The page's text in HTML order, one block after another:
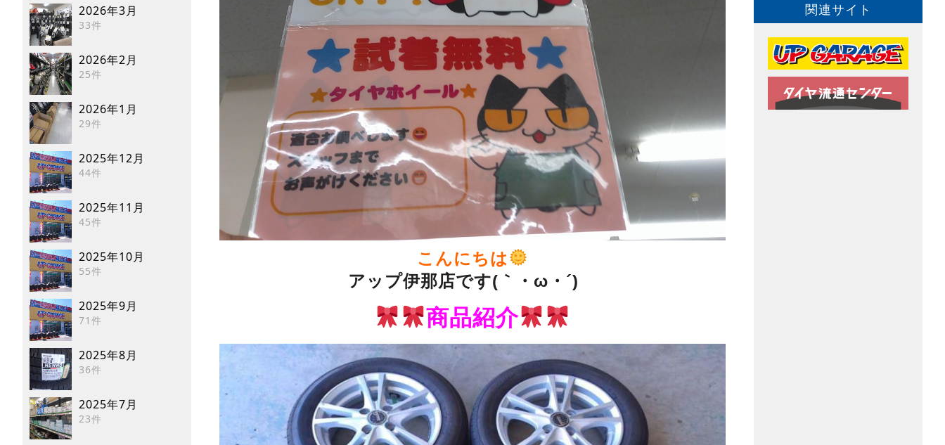
2026年3月
33件
2026年2月
25件
2026年1月
29件
2025年12月
44件
2025年11月
45件
2025年10月
55件
2025年9月
71件
2025年8月
36件
2025年7月
23件
こんにちは
アップ伊那店です(｀・ω・´)ゞ
商品紹介
関連サイト